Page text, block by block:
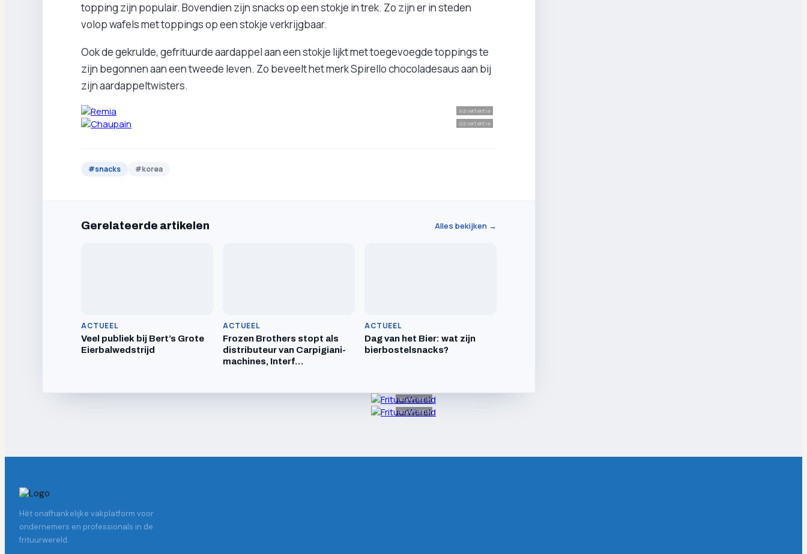
topping zijn populair. Bovendien zijn snacks op een stokje in trek. Zo zijn er in steden
volop wafels met toppings op een stokje verkrijgbaar.
Ook de gekrulde, gefrituurde aardappel aan een stokje lijkt met toegevoegde toppings te
zijn begonnen aan een tweede leven. Zo beveelt het merk Spirello chocoladesaus aan bij
zijn aardappeltwisters.
Advertentie
Advertentie
#snacks #korea
Gerelateerde artikelen Alles bekijken →
ACTUEEL
Veel publiek bij Bert’s Grote
Eierbalwedstrijd
ACTUEEL
Frozen Brothers stopt als
distributeur van Carpigiani-
machines, Interf…
ACTUEEL
Dag van het Bier: wat zijn
bierbostelsnacks?
Advertentie
Advertentie
Hét onafhankelijke vakplatform voor
ondernemers en professionals in de
frituurwereld.